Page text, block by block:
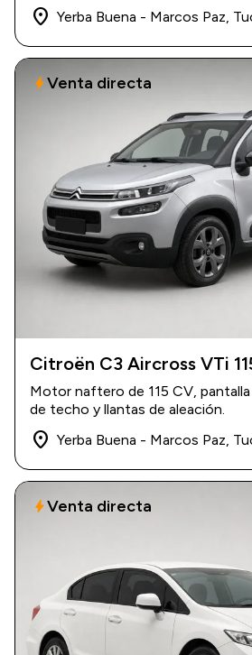
place Yerba Buena - Marcos Paz,
2020 88.000 km
$ 16.400.000
Citroën C3 Aircross VTi
Motor naftero de 115 CV, pantalla
de techo y llantas de aleación.
place Yerba Buena - Marcos Paz,
boltVenta directa
boltVenta directa